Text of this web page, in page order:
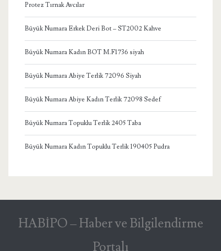
Protez Tırnak Avcılar
Büyük Numara Erkek Deri Bot – ST2002 Kahve
Büyük Numara Kadın BOT M.F1736 siyah
Büyük Numara Abiye Terlik 72096 Siyah
Büyük Numara Abiye Kadın Terlik 72098 Sedef
Büyük Numara Topuklu Terlik 2405 Taba
Büyük Numara Kadın Topuklu Terlik 190405 Pudra
HABİPO – Haber ve Bilgilendirme
Portalı